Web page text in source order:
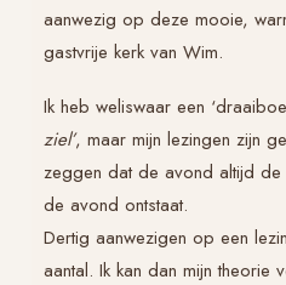
aanwezig op deze mooie,
gastvrije kerk van Wim.
Ik heb weliswaar een
ziel’, maar mijn lezingen zijn
zeggen dat de avond altijd
de avond ontstaat.
Dertig aanwezigen op een
aantal. Ik kan dan mijn theorie